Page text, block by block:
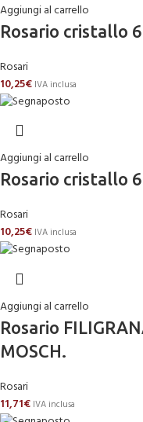
Aggiungi al carrello
Rosario cristallo
Rosari
10,25€ IVA inclusa
Aggiungi al carrello
Rosario cristallo
Rosari
10,25€ IVA inclusa
Aggiungi al carrello
Rosario
MOSCH.
Rosari
11,71€ IVA inclusa